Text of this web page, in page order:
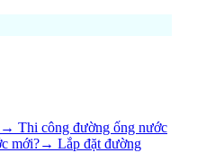
→ Thi công đường ống nước
mới?→ Lắp đặt đường